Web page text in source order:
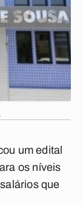
um edital
os níveis
que